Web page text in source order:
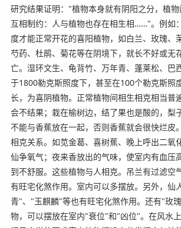
研究结果证明："植物本身就有阴阳之分，植物
互相制约：人与植物也存在相生相……"。例如
度才能正常开花的喜阳植物，如白兰、玫瑰、
芍药、杜鹃、菊花等在阴境下，就长不好或无
亡。湿环文生、龟背竹、万年青、蓬莱松、巴
于1800勒克斯照度下，甚至在100个勒克斯照
长，为喜阴植物。正常植物间相生相克相当普
会不结果；栽在榆树边，结了果也是酸的，梨
不能与香蕉放在一起，否则香蕉就会很快烂皮
相克关系。如苋金葛、喜树蕉、晚上呼出二氧
仙争氧气；夜来香放出的气味，使室内有血压
到不舒服。这些植物与人相克。吊兰有过滤空
有旺宅化煞作用。室内可以多摆放。另外，仙
青"、"玉麒麟"等也有旺宅化煞作用。还有"玫
物，可以摆放在室内"衰位"和"凶位"。在风水